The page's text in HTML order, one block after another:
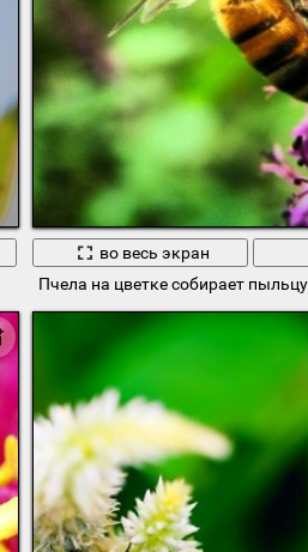
во весь экран
Пчела на цветке собирает пыльцу